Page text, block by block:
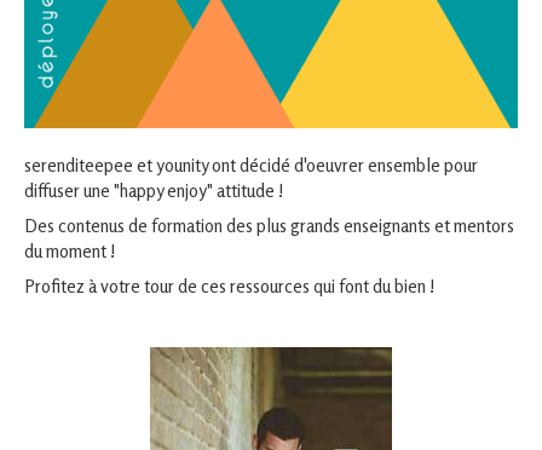
serenditeepee et younity ont décidé d'oeuvrer ensemble pour
diffuser une "happy enjoy" attitude !
Des contenus de formation des plus grands enseignants et mentors
du moment !
Profitez à votre tour de ces ressources qui font du bien !